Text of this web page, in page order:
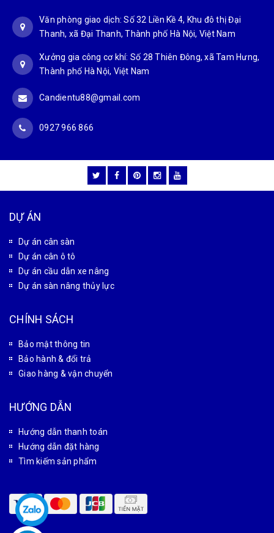
Văn phòng giao dịch: Số 32 Liền Kề 4, Khu đô thị Đại
Thanh, xã Đại Thanh, Thành phố Hà Nội, Việt Nam
Xưởng gia công cơ khí: Số 28 Thiên Đông, xã Tam Hưng,
Thành phố Hà Nội, Việt Nam
Candientu88@gmail.com
0927 966 866
DỰ ÁN
Dự án cân sàn
Dự án cân ô tô
Dự án cầu dẫn xe nâng
Dự án sàn nâng thủy lực
CHÍNH SÁCH
Bảo mật thông tin
Bảo hành & đổi trả
Giao hàng & vận chuyển
HƯỚNG DẪN
Hướng dẫn thanh toán
Hướng dẫn đặt hàng
Tìm kiếm sản phẩm